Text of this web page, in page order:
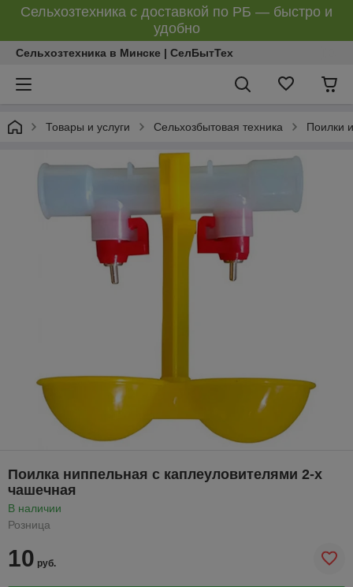
Сельхозтехника с доставкой по РБ — быстро и
удобно
Сельхозтехника в Минске | СелБытТех
Товары и услуги Сельхозбытовая техника Поилки
Поилка ниппельная с каплеуловителями 2-х
чашечная
В наличии
Розница
10 руб.